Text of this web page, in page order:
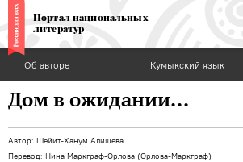
Портал национальных
литератур
Об авторе Кумыкский язык
Дом в ожидании...
Автор: Шейит-Ханум Алишева
Перевод: Нина Маркграф-Орлова (Орлова-Маркграф)